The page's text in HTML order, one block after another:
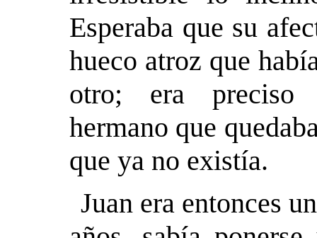
Esperaba que su
hueco atroz que
otro; era preciso
hermano que
que ya no existía.
Juan era entonces